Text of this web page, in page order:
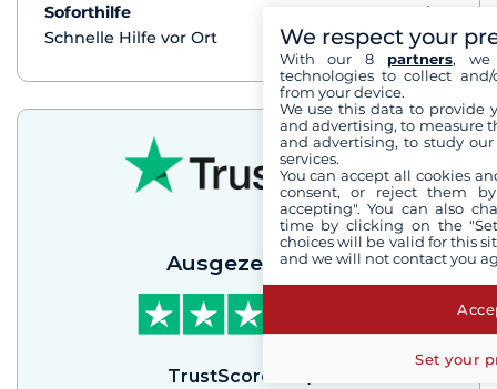
Soforthilfe
mehr+
Schnelle Hilfe vor Ort
Ausgezeichnet
TrustScore
We respect your
With our 8 partners, we
technologies to collect
from your device.
We use this data to provide
and advertising, to measure
and advertising, to study
services.
You can accept all cookies
consent, or reject them
accepting". You can also
time by clicking on the
choices will be valid for this
and we will not contact you
Set your